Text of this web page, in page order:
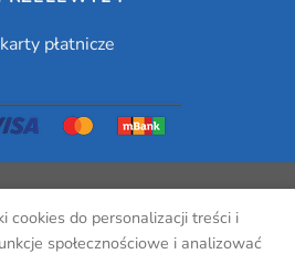
płatnicze
mactez 2026 ©onlinerecepta.pl
cookies do personalizacji treści i
społecznościowe i analizować